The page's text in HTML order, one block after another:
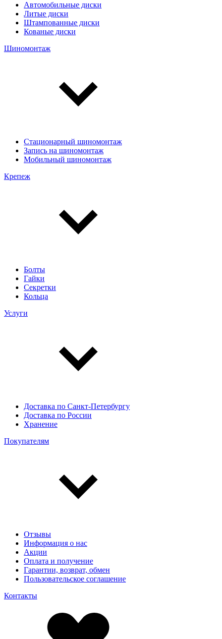
Автомобильные диски
Литые диски
Штампованные диски
Кованые диски
Шиномонтаж
Стационарный шиномонтаж
Запись на шиномонтаж
Мобильный шиномонтаж
Крепеж
Болты
Гайки
Секретки
Кольца
Услуги
Доставка по Санкт-Петербургу
Доставка по России
Хранение
Покупателям
Отзывы
Информация о нас
Акции
Оплата и получение
Гарантии, возврат, обмен
Пользовательское соглашение
Контакты